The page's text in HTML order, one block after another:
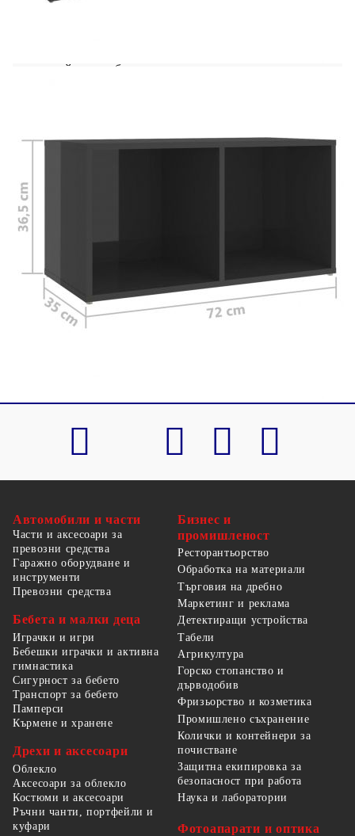
устройства добре организирани и на достъпно
Цвят: Сив гланц
вертикално
Доставката съдържа:
4 x ТВ шкафа
Автомобили и части
Части и аксесоари за
превозни средства
Гаражно оборудване и
инструменти
Превозни средства
Бебета и малки деца
Играчки и игри
Бебешки играчки и активна
гимнастика
Сигурност за бебето
Транспорт за бебето
Памперси
Кърмене и хранене
Дрехи и аксесоари
Облекло
Аксесоари за облекло
Костюми и аксесоари
Ръчни чанти, портфейли и
куфари
Бизнес и
промишленост
Ресторантьорство
Обработка на материали
Търговия на дребно
Маркетинг и реклама
Детектиращи устройства
Табели
Агрикултура
Горско стопанство и
дърводобив
Фризьорство и козметика
Промишлено съхранение
Колички и контейнери за
почистване
Защитна екипировка за
безопасност при работа
Наука и лаборатории
Фотоапарати и оптика